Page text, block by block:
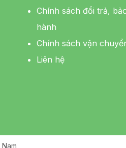
Chính sách đổi trả,
hành
Chính sách vận
Liên hệ